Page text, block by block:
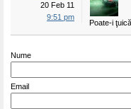
20 Feb 11
9:51 pm
Poate-i
Nume
Email